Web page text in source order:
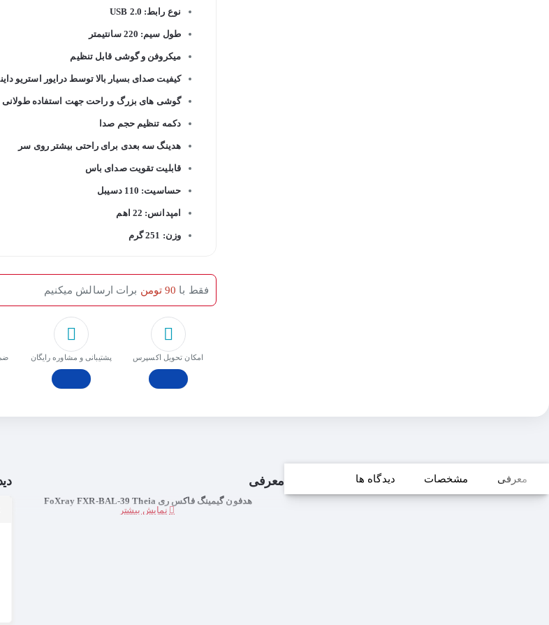
نوع رابط: USB 2.0
طول سیم: 220 سانتیمتر
میکروفن و گوشی قابل تنظیم
کیفیت صدای بسیار بالا توسط درایور استریو داینامیک 50
گوشی های بزرگ و راحت جهت استفاده
دکمه تنظیم حجم صدا
هدینگ سه بعدی برای راحتی بیشتر روی سر
قابلیت تقویت صدای باس
حساسیت: 110 دسیبل
امپدانس: 22 اهم
وزن: 251 گرم
امکان تحویل اکسپرس پشتیبانی و مشاوره رایگان
فقط با 90 تومن برات ارسالش میکنیم
معرفی مشخصات دیدگاه ها معرفی
هدفون گیمینگ فاکس ری FoXray FXR-BAL-39 Theia